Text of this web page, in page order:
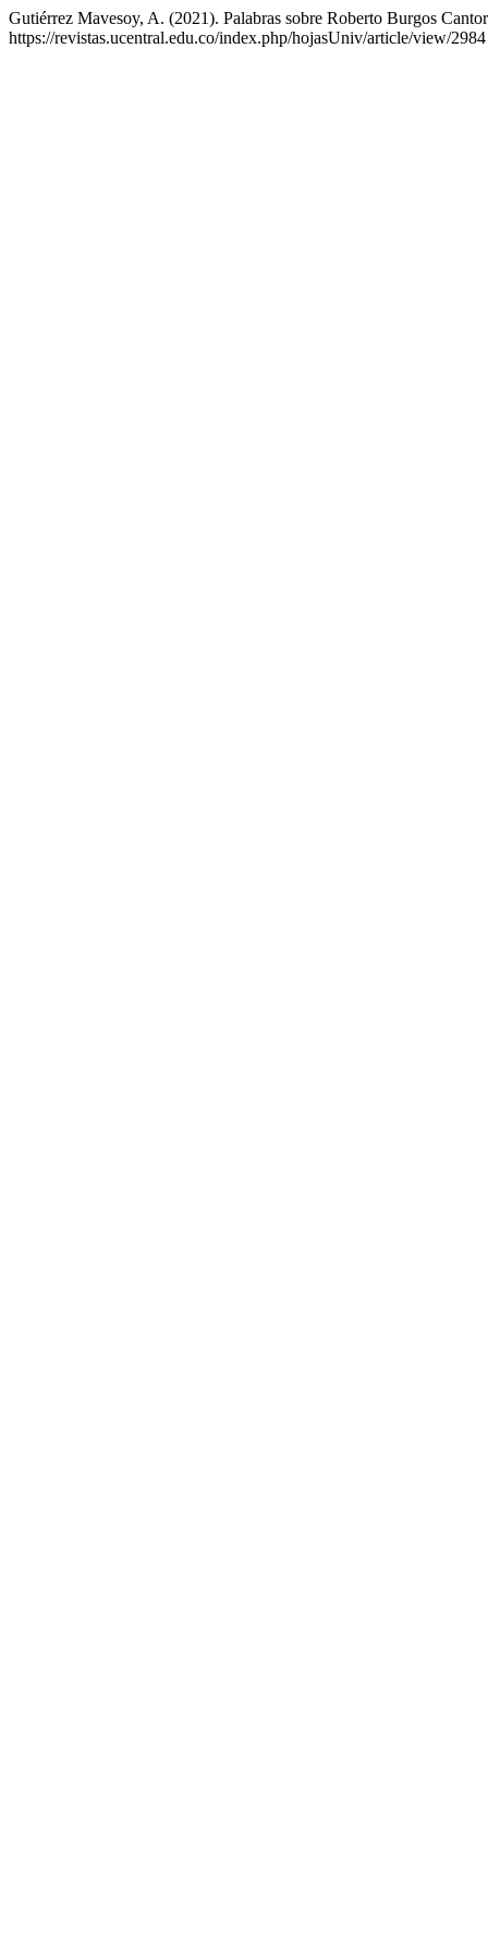
Gutiérrez Mavesoy, A. (2021). Palabras sobre Roberto Burgos
https://revistas.ucentral.edu.co/index.php/hojasUniv/article/view/2984